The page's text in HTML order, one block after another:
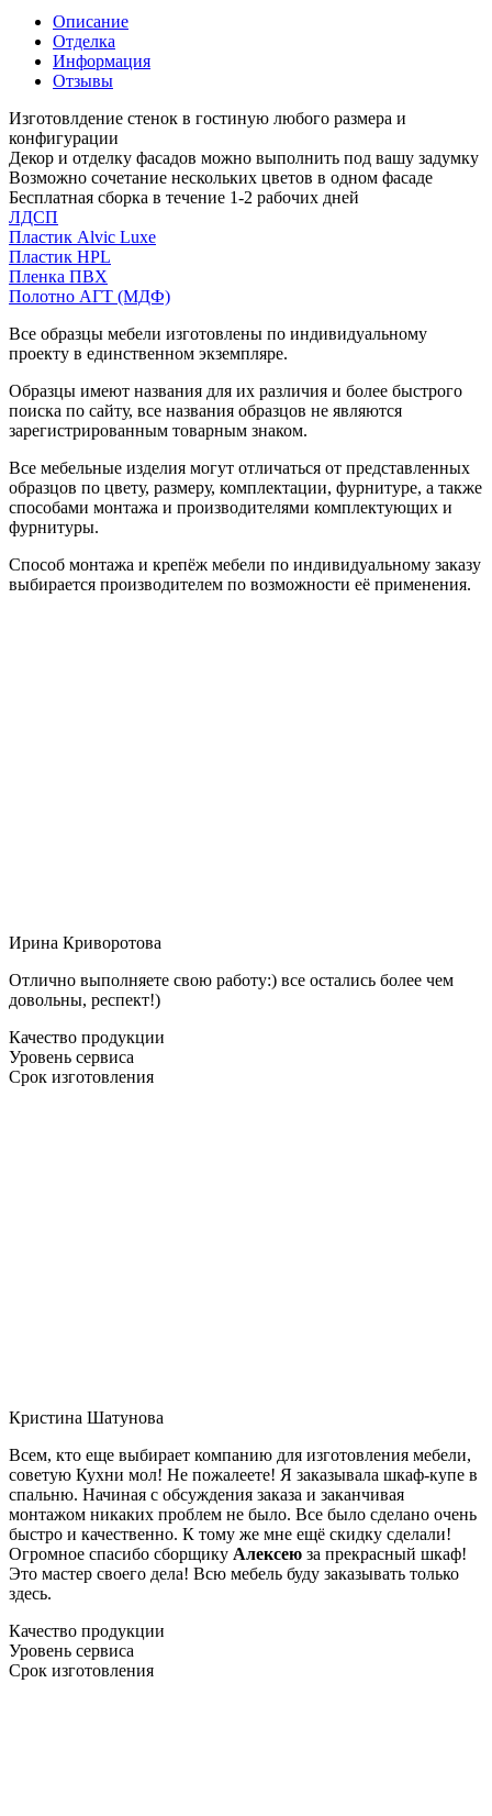
Описание
Отделка
Информация
Отзывы
Изготовлдение стенок в гостиную любого размера и
конфигурации
Декор и отделку фасадов можно выполнить под вашу задумку
Возможно сочетание нескольких цветов в одном фасаде
Бесплатная сборка в течение 1-2 рабочих дней
ЛДСП
Пластик Alvic Luxe
Пластик HPL
Пленка ПВХ
Полотно АГТ (МДФ)
Все образцы мебели изготовлены по индивидуальному
проекту в единственном экземпляре.
Образцы имеют названия для их различия и более быстрого
поиска по сайту, все названия образцов не являются
зарегистрированным товарным знаком.
Все мебельные изделия могут отличаться от представленных
образцов по цвету, размеру, комплектации, фурнитуре, а также
способами монтажа и производителями комплектующих и
фурнитуры.
Способ монтажа и крепёж мебели по индивидуальному заказу
выбирается производителем по возможности её применения.
Ирина Криворотова
Отлично выполняете свою работу:) все остались более чем
довольны, респект!)
Качество продукции
Уровень сервиса
Срок изготовления
Кристина Шатунова
Всем, кто еще выбирает компанию для изготовления мебели,
советую Кухни мол! Не пожалеете! Я заказывала шкаф-купе в
спальню. Начиная с обсуждения заказа и заканчивая
монтажом никаких проблем не было. Все было сделано очень
быстро и качественно. К тому же мне ещё скидку сделали!
Огромное спасибо сборщику Алексею за прекрасный шкаф!
Это мастер своего дела! Всю мебель буду заказывать только
здесь.
Качество продукции
Уровень сервиса
Срок изготовления